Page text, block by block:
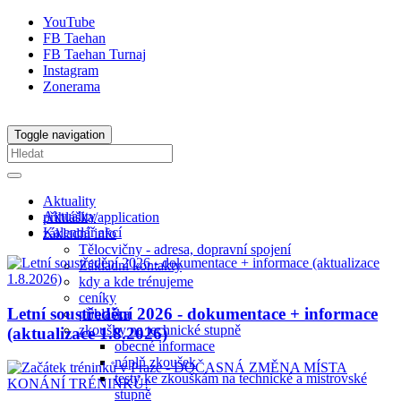
YouTube
FB Taehan
FB Taehan Turnaj
Instagram
Zonerama
Toggle navigation
Aktuality
přihláška/application
základní info
Tělocvičny - adresa, dopravní spojení
Základní kontakty
kdy a kde trénujeme
ceníky
přihláška
zkoušky na technické stupně
obecné informace
náplň zkoušek
testy ke zkouškám na technické a mistrovské
stupně
Aktuality
Kalendář akcí
Letní soustředění 2026 - dokumentace + informace
(aktualizace 1.8.2026)